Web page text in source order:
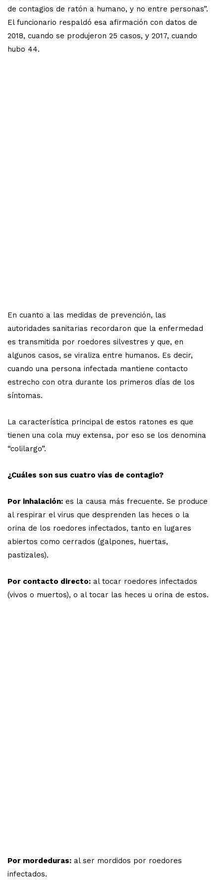
de contagios de ratón a humano, y no entre personas”.
El funcionario respaldó esa afirmación con datos de
2018, cuando se produjeron 25 casos, y 2017, cuando
hubo 44.
En cuanto a las medidas de prevención, las
autoridades sanitarias recordaron que la enfermedad
es transmitida por roedores silvestres y que, en
algunos casos, se viraliza entre humanos. Es decir,
cuando una persona infectada mantiene contacto
estrecho con otra durante los primeros días de los
síntomas.
La característica principal de estos ratones es que
tienen una cola muy extensa, por eso se los denomina
“colilargo”.
¿Cuáles son sus cuatro vías de contagio?
Por inhalación: es la causa más frecuente. Se produce
al respirar el virus que desprenden las heces o la
orina de los roedores infectados, tanto en lugares
abiertos como cerrados (galpones, huertas,
pastizales).
Por contacto directo: al tocar roedores infectados
(vivos o muertos), o al tocar las heces u orina de estos.
Por mordeduras: al ser mordidos por roedores
infectados.